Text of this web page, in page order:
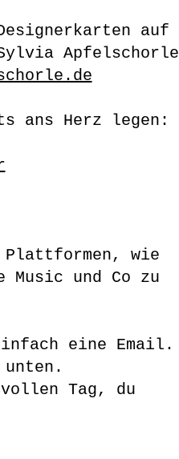
auf
Apfelschorle
ans Herz legen:
Plattformen, wie
Music und Co zu
eine Email.
Tag, du